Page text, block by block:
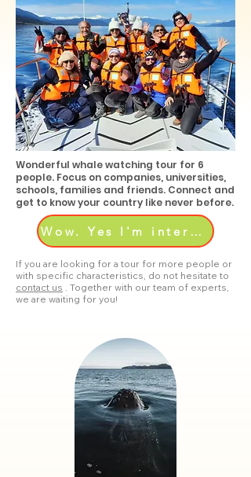
Wonderful whale watching tour for 6
people. Focus on companies, universities,
schools, families and friends. Connect and
get to know your country like never before.
Wow. Yes I'm interested.
If you are looking for a tour for more people or
with specific characteristics, do not hesitate to
contact us . Together with our team of experts,
we are waiting for you!